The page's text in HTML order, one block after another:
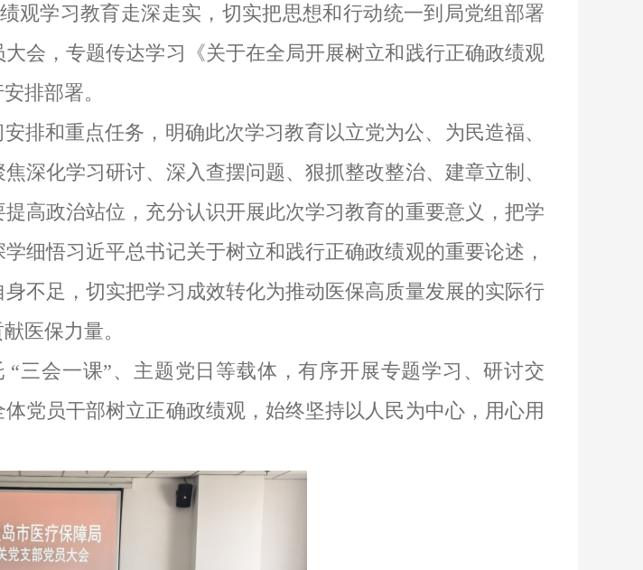
观学习教育走深走实，切实把思想和行动统一到局党组部署
会，专题传达学习《关于在全局开展树立和践行正确政绩观
排部署。
排和重点任务，明确此次学习教育以立党为公、为民造福、
深化学习研讨、深入查摆问题、狠抓整改整治、建章立制、
高政治站位，充分认识开展此次学习教育的重要意义，把学
细悟习近平总书记关于树立和践行正确政绩观的重要论述，
不足，切实把学习成效转化为推动医保高质量发展的实际行
医保力量。
“三会一课”、主题党日等载体，有序开展专题学习、研讨交
党员干部树立正确政绩观，始终坚持以人民为中心，用心用